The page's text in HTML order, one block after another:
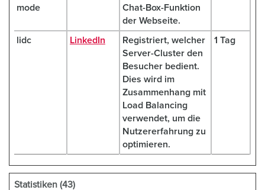
mode
Chat-Box-Funktion
der Webseite.
lidc LinkedIn
Registriert, welcher
Server-Cluster den
Besucher bedient.
Dies wird im
Zusammenhang mit
Load Balancing
verwendet, um die
Nutzererfahrung zu
optimieren.
1 Tag
Statistiken (43)